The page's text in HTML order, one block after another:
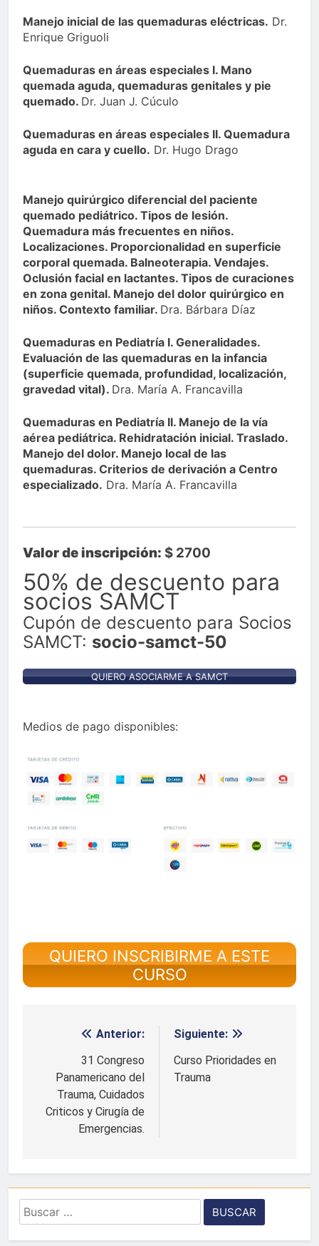
Manejo inicial de las quemaduras eléctricas. Dr.
Enrique Griguoli
Quemaduras en áreas especiales I. Mano
quemada aguda, quemaduras genitales y pie
quemado. Dr. Juan J. Cúculo
Quemaduras en áreas especiales II. Quemadura
aguda en cara y cuello. Dr. Hugo Drago
Manejo quirúrgico diferencial del paciente
quemado pediátrico. Tipos de lesión.
Quemadura más frecuentes en niños.
Localizaciones. Proporcionalidad en superficie
corporal quemada. Balneoterapia. Vendajes.
Oclusión facial en lactantes. Tipos de curaciones
en zona genital. Manejo del dolor quirúrgico en
niños. Contexto familiar. Dra. Bárbara Díaz
Quemaduras en Pediatría I. Generalidades.
Evaluación de las quemaduras en la infancia
(superficie quemada, profundidad, localización,
gravedad vital). Dra. María A. Francavilla
Quemaduras en Pediatría II. Manejo de la vía
aérea pediátrica. Rehidratación inicial. Traslado.
Manejo del dolor. Manejo local de las
quemaduras. Criterios de derivación a Centro
especializado. Dra. María A. Francavilla
Valor de inscripción: $ 2700
50% de descuento para
socios SAMCT
Cupón de descuento para Socios
SAMCT: socio-samct-50
QUIERO ASOCIARME A SAMCT
Medios de pago disponibles:
QUIERO INSCRIBIRME A ESTE
CURSO
Navegación
entradas
Anterior:
31 Congreso
Panamericano del
Trauma, Cuidados
Criticos y Cirugía de
Emergencias.
Siguiente:
Curso Prioridades en
Trauma
Buscar: